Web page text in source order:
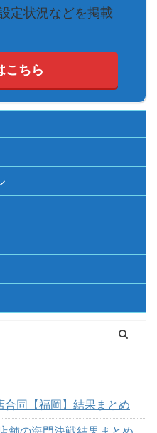
定状況などを掲載
ちら
同【福岡】結果まとめ